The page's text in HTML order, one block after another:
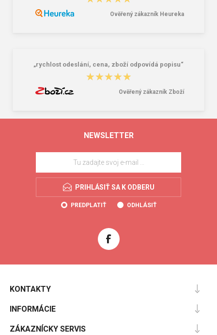
Ověřený zákazník Heureka
„rychlost odeslání, cena, zboží odpovídá popisu“
★★★★★
★★★★★
Ověřený zákazník Zboží
NEWSLETTER
PRIHLÁSIŤ SA K ODBERU
PREDPLATIŤ ODHLÁSIŤ
KONTAKTY
INFORMÁCIE
ZÁKAZNÍCKY SERVIS